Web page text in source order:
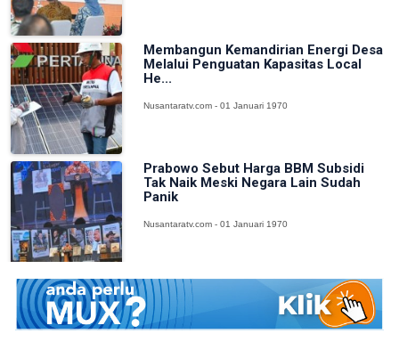
Membangun Kemandirian Energi Desa
Melalui Penguatan Kapasitas Local
He...
Nusantaratv.com - 01 Januari 1970
Prabowo Sebut Harga BBM Subsidi
Tak Naik Meski Negara Lain Sudah
Panik
Nusantaratv.com - 01 Januari 1970